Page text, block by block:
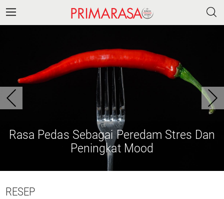
Rasa Pedas Sebagai Peredam Stres Dan
Peningkat Mood
RESEP